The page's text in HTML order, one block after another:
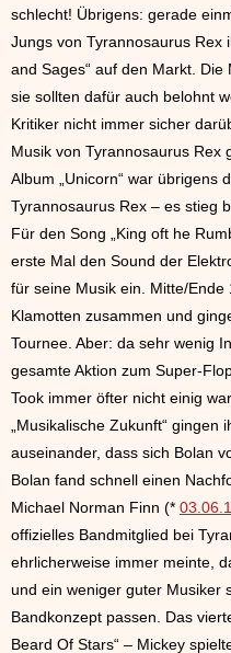
schlecht! Übrigens: gerade
Jungs von Tyrannosaurus Rex
and Sages“ auf den Markt.
sie sollten dafür auch belohnt
Kritiker nicht immer sicher
Musik von Tyrannosaurus Rex
Album „Unicorn“ war übrigens
Tyrannosaurus Rex – es stieg
Für den Song „King oft he
erste Mal den Sound der
für seine Musik ein. Mitte/
Klamotten zusammen und
Tournee. Aber: da sehr wenig
gesamte Aktion zum Super-
Took immer öfter nicht einig
„Musikalische Zukunft“
auseinander, dass sich Bolan
Bolan fand schnell einen
Michael Norman Finn (*
offizielles Bandmitglied bei
ehrlicherweise immer meinte,
und ein weniger guter Musiker
Bandkonzept passen. Das
Beard Of Stars“ – Mickey